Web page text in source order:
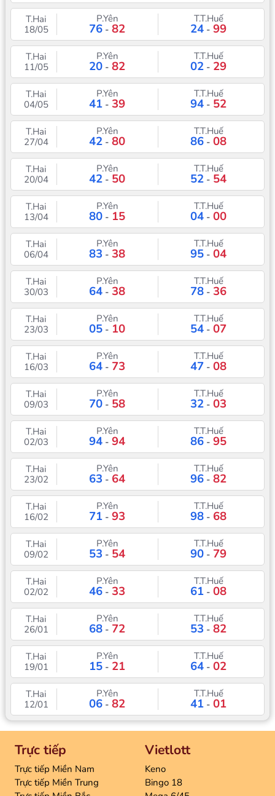
T.Hai
18/05
P.Yên
76 -82
T.T.Huế
24 -99
T.Hai
11/05
P.Yên
20 -82
T.T.Huế
02 - 29
T.Hai
04/05
P.Yên
41 -39
T.T.Huế
94 - 52
T.Hai
27/04
P.Yên
42 -80
T.T.Huế
86 -08
T.Hai
20/04
P.Yên
42 - 50
T.T.Huế
52 - 54
T.Hai
13/04
P.Yên
80 - 15
T.T.Huế
04 -00
T.Hai
06/04
P.Yên
83 -38
T.T.Huế
95 -04
T.Hai
30/03
P.Yên
64 -38
T.T.Huế
78 -36
T.Hai
23/03
P.Yên
05 - 10
T.T.Huế
54 -07
T.Hai
16/03
P.Yên
64 - 73
T.T.Huế
47 -08
T.Hai
09/03
P.Yên
70 - 58
T.T.Huế
32 -03
T.Hai
02/03
P.Yên
94 -94
T.T.Huế
86 -95
T.Hai
23/02
P.Yên
63 - 64
T.T.Huế
96 -82
T.Hai
16/02
P.Yên
71 -93
T.T.Huế
98 - 68
T.Hai
09/02
P.Yên
53 - 54
T.T.Huế
90 - 79
T.Hai
02/02
P.Yên
46 -33
T.T.Huế
61 -08
T.Hai
26/01
P.Yên
68 - 72
T.T.Huế
53 -82
T.Hai
19/01
P.Yên
15 - 21
T.T.Huế
64 -02
T.Hai
12/01
P.Yên
06 -82
T.T.Huế
41 -01
Trực tiếp
Trực tiếp Miền Nam
Trực tiếp Miền Trung
Vietlott
Keno
Bingo 18